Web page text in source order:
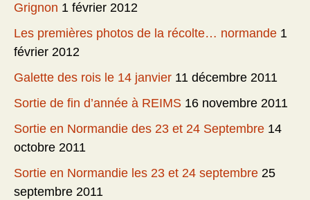
Grignon 1 février 2012
Les premières photos de la récolte… normande 1
février 2012
Galette des rois le 14 janvier 11 décembre 2011
Sortie de fin d’année à REIMS 16 novembre 2011
Sortie en Normandie des 23 et 24 Septembre 14
octobre 2011
Sortie en Normandie les 23 et 24 septembre 25
septembre 2011